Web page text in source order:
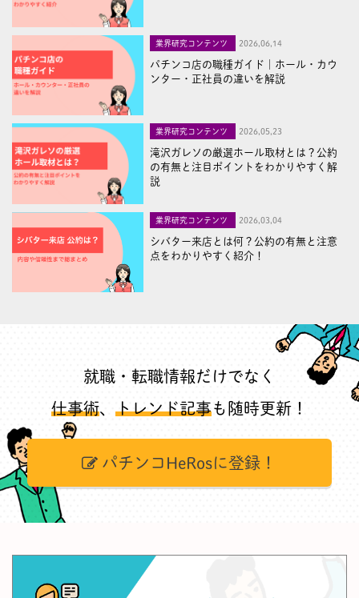
業界研究コンテンツ 2026,06,14
パチンコ店の職種ガイド｜ホール・カウ
ンター・正社員の違いを解説
業界研究コンテンツ 2026,05,23
滝沢ガレソの厳選ホール取材とは？公約
の有無と注目ポイントをわかりやすく解
説
業界研究コンテンツ 2026,03,04
シバター来店とは何？公約の有無と注意
点をわかりやすく紹介！
就職・転職情報だけでなく
仕事術、 トレンド記事も随時更新！
パチンコHeRosに登録！